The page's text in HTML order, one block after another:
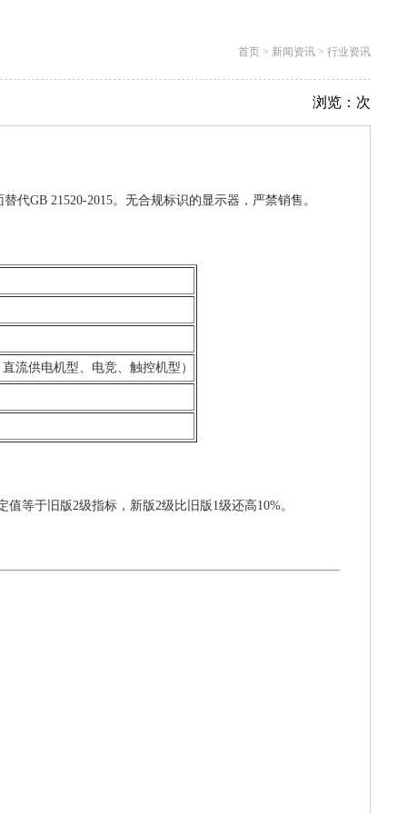
首页> 新闻资讯> 行业资讯
浏览： 次
代GB 21520-2015。无合规标识的显示器，严禁销售。
流供电机型、电竞、触控机型）
等于旧版2级指标，新版2级比旧版1级还高10%。